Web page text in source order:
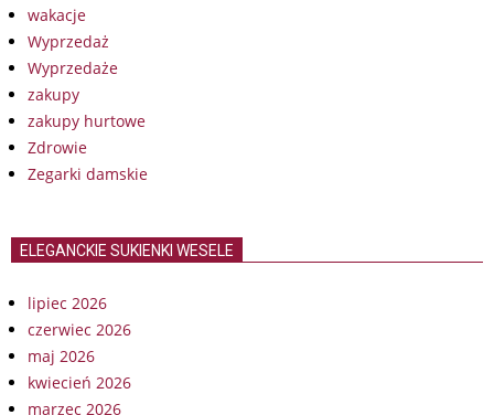
wakacje
Wyprzedaż
Wyprzedaże
zakupy
zakupy hurtowe
Zdrowie
Zegarki damskie
ELEGANCKIE SUKIENKI WESELE
lipiec 2026
czerwiec 2026
maj 2026
kwiecień 2026
marzec 2026